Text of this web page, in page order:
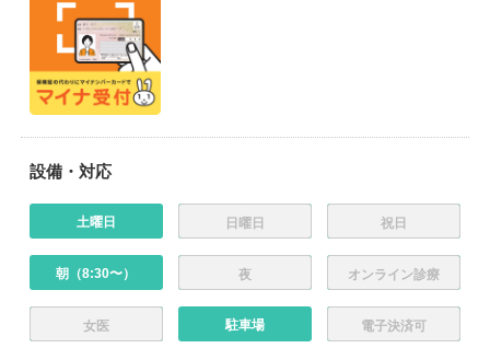
設備・対応
土曜日 日曜日 祝日
朝（8:30〜） 夜 オンライン診療
女医 駐車場 電子決済可